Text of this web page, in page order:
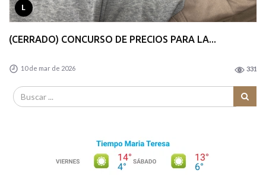
L
(CERRADO) CONCURSO DE PRECIOS PARA LA...
10 de mar de 2026 331